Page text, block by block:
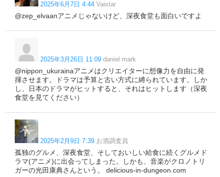
2025年6月7日 4:44 Vaistar
@zep_elvaanアニメじゃないけど、深夜食堂も面白いですよ
2025年3月26日 11:09 daniel mark
@nippon_ukurainaアニメはクリエイターに想像力を自由に発
揮させます。ドラマは予算と古い方式に縛られています。しか
し、日本のドラマがヒットすると、それはヒットします（深夜
食堂を見てください）
2025年2月9日 7:39 お酒調査員
孤独のグルメ、深夜食堂、そしておいしい給食に続くグルメド
ラマ(アニメ)に出会ってしまった。しかも、音楽がクロノトリ
ガーの光田康典さんという。 delicious-in-dungeon.com